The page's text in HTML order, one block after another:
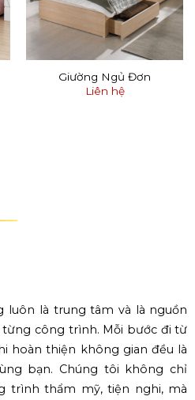
Giường Ngủ Đơn
Liên hệ
luôn là trung tâm và là nguồn
công trình. Mỗi bước đi từ
hoàn thiện không gian đều là
bạn. Chúng tôi không chỉ
trình thẩm mỹ, tiện nghi, mà